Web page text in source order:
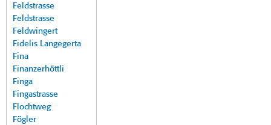
Feldstrasse
Feldstrasse
Feldwingert
Fidelis Langegerta
Fina
Finanzerhöttli
Finga
Fingastrasse
Flochtweg
Fögler